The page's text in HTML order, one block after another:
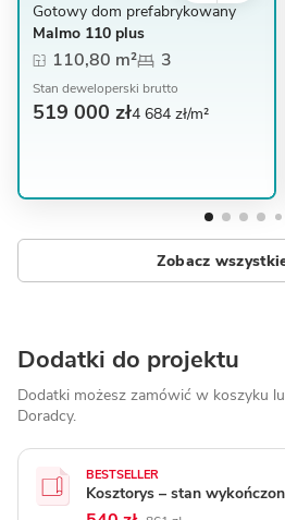
Gotowy dom prefabrykowany
Malmo 110 plus
110,80 m² 3
Stan deweloperski brutto
519 000 zł4 684 zł/m²
Zobacz
Dodatki do projektu
Dodatki możesz zamówić w koszyku
Doradcy.
BESTSELLER
Kosztorys – stan